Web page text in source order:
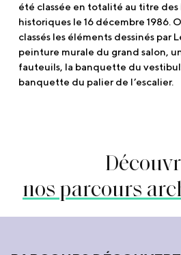
été classée en totalité au titre
historiques le 16 décembre 1986.
classés les éléments dessinés par
peinture murale du grand salon,
fauteuils, la banquette du
banquette du palier de l’escalier.
nos parcours